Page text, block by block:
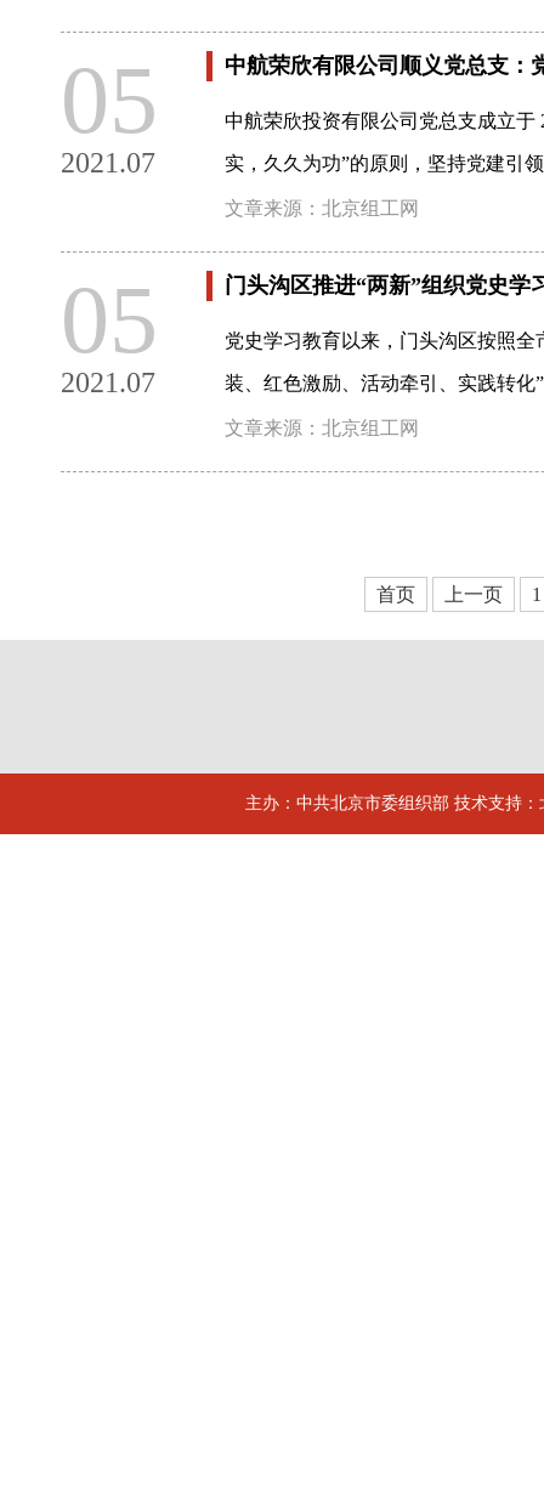
05
2021.07
中航荣欣有限公司顺义党总支：
中航荣欣投资有限公司党总支成立
实，久久为功”的原则，坚持党建引
文章来源：北京组工网
05
2021.07
门头沟区推进“两新”组织党史学
党史学习教育以来，门头沟区按照
装、红色激励、活动牵引、实践转
文章来源：北京组工网
首页 上一页 1
主办：中共北京市委组织部 技术支持